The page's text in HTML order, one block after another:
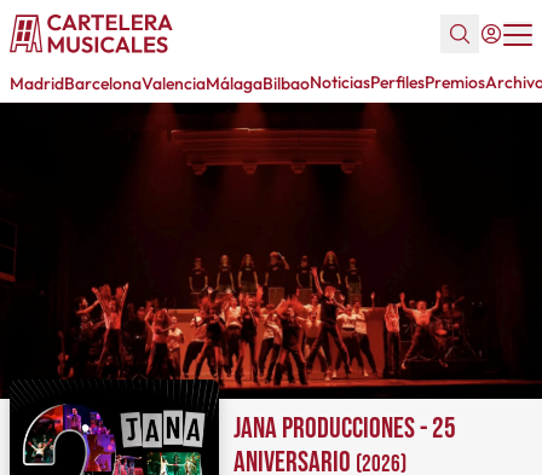
MadridBarcelonaValenciaMálagaBilbaoNoticiasPerfilesPremios
Jana Producciones - 25
aniversario (2026)